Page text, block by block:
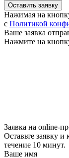
Оставить заявку
Нажимая на
c Политикой
Ваше заявка
Нажмите на
Заявка на online-
Оставьте заявку
течение 10 минут.
Ваше имя